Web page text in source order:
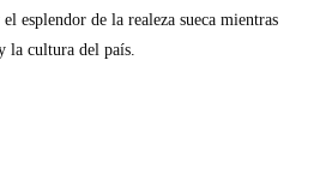
esplendor de la realeza sueca mientras
la cultura del país.